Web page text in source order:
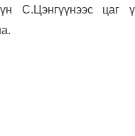
С.Цэнгүүнээс цаг